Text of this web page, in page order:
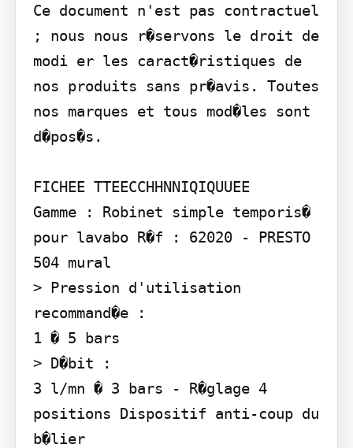
Ce document n'est pas contractuel
; nous nous r�servons le droit de
modi er les caract�ristiques de
nos produits sans pr�avis. Toutes
nos marques et tous mod�les sont
d�pos�s.
FICHEE TTEECCHHNNIQIQUUEE
Gamme : Robinet simple temporis�
pour lavabo R�f : 62020 - PRESTO
504 mural
> Pression d'utilisation
recommand�e :
1 � 5 bars
> D�bit :
3 l/mn � 3 bars - R�glage 4
positions Dispositif anti-coup du
b�lier